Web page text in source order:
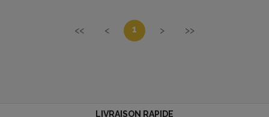
<< < 1 > >>
LIVRAISON RAPIDE